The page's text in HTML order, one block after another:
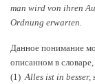
man wird von ihren
Ordnung erwarten.
Данное понимание
описанном в
(1)Alles ist in besser,